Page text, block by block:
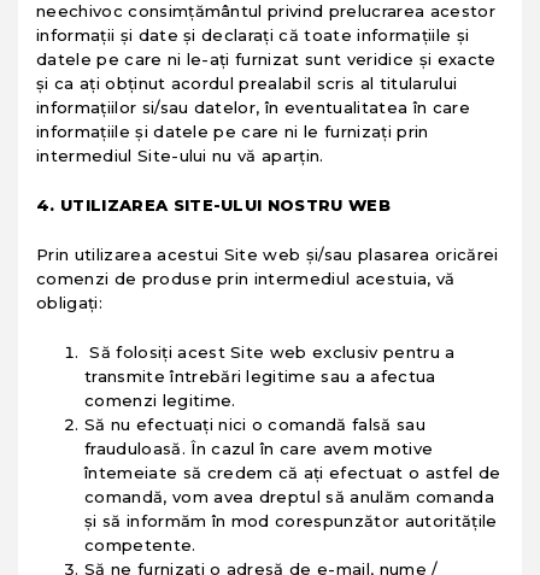
neechivoc consimţământul privind prelucrarea acestor
informaţii şi date şi declaraţi că toate informaţiile şi
datele pe care ni le-aţi furnizat sunt veridice şi exacte
şi ca aţi obţinut acordul prealabil scris al titularului
informaţiilor si/sau datelor, în eventualitatea în care
informaţiile şi datele pe care ni le furnizaţi prin
intermediul Site-ului nu vă aparţin.
4. UTILIZAREA SITE-ULUI NOSTRU WEB
Prin utilizarea acestui Site web şi/sau plasarea oricărei
comenzi de produse prin intermediul acestuia, vă
obligaţi:
Să folosiți acest Site web exclusiv pentru a
transmite întrebări legitime sau a afectua
comenzi legitime.
Să nu efectuați nici o comandă falsă sau
frauduloasă. În cazul în care avem motive
întemeiate să credem că ați efectuat o astfel de
comandă, vom avea dreptul să anulăm comanda
și să informăm în mod corespunzător autoritățile
competente.
Să ne furnizați o adresă de e-mail, nume /